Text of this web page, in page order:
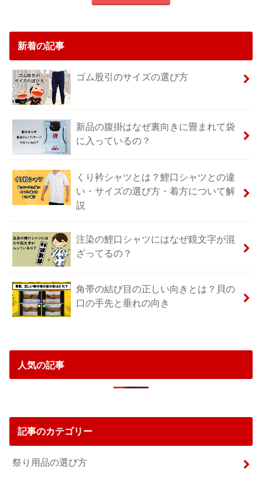
新着の記事
ゴム股引のサイズの選び方
新品の腹掛はなぜ裏向きに畳まれて袋
に入っているの？
くり衿シャツとは？鯉口シャツとの違
い・サイズの選び方・着方について解
説
注染の鯉口シャツにはなぜ鏡文字が混
ざってるの？
角帯の結び目の正しい向きとは？貝の
口の手先と垂れの向き
人気の記事
記事のカテゴリー
祭り用品の選び方